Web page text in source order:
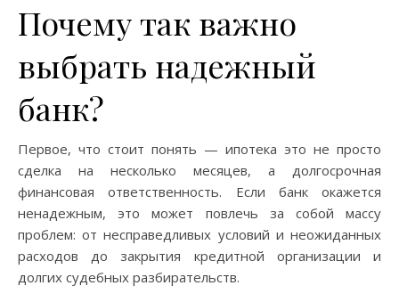
Почему так важно
выбрать надежный
банк?
Первое, что стоит понять — ипотека это не просто
сделка на несколько месяцев, а долгосрочная
финансовая ответственность. Если банк окажется
ненадежным, это может повлечь за собой массу
проблем: от несправедливых условий и неожиданных
расходов до закрытия кредитной организации и
долгих судебных разбирательств.